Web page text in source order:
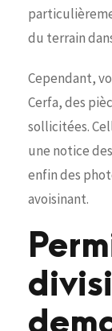
du terrain
Cependant,
Cerfa, des
sollicitées.
une notice
enfin des
avoisinant.